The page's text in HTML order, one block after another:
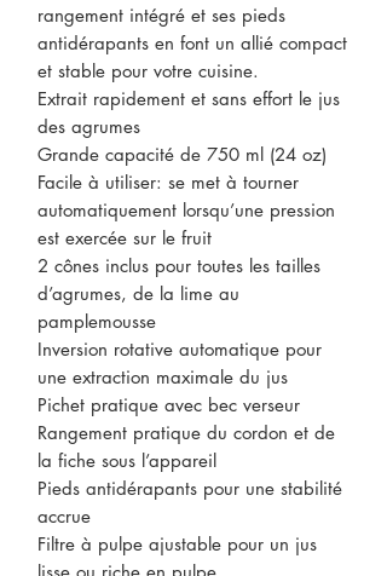
rangement intégré et ses pieds
antidérapants en font un allié compact
et stable pour votre cuisine.
Extrait rapidement et sans effort le jus
des agrumes
Grande capacité de 750 ml (24 oz)
Facile à utiliser: se met à tourner
automatiquement lorsqu’une pression
est exercée sur le fruit
2 cônes inclus pour toutes les tailles
d’agrumes, de la lime au
pamplemousse
Inversion rotative automatique pour
une extraction maximale du jus
Pichet pratique avec bec verseur
Rangement pratique du cordon et de
la fiche sous l’appareil
Pieds antidérapants pour une stabilité
accrue
Filtre à pulpe ajustable pour un jus